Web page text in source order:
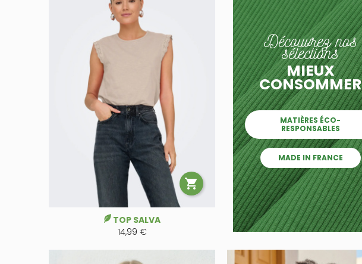

TOP SALVA
14,99 €
Découvrez nos
sélections
MIEUX
CONSOMMER
MATIÈRES ÉCO-
RESPONSABLES
MADE IN FRANCE